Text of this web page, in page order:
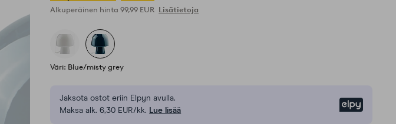
Alkuperäinen hinta99,99 EUR Lisätietoja
Väri: Blue/misty grey
Jaksota ostot eriin Elpyn avulla.
Maksa alk. 6,30 EUR/kk. Lue lisää